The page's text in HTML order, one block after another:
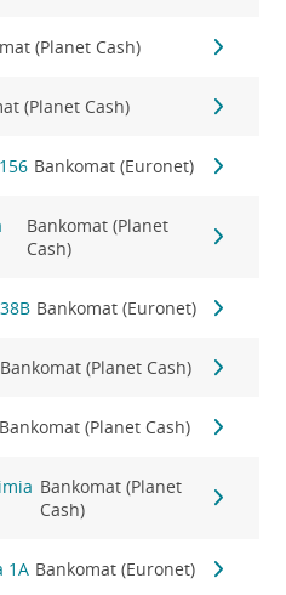
(Planet Cash)
(Planet Cash)
Bankomat (Euronet)
Bankomat (Planet
Cash)
Bankomat (Euronet)
Bankomat (Planet Cash)
Bankomat (Planet Cash)
Bankomat (Planet
Cash)
1A Bankomat (Euronet)